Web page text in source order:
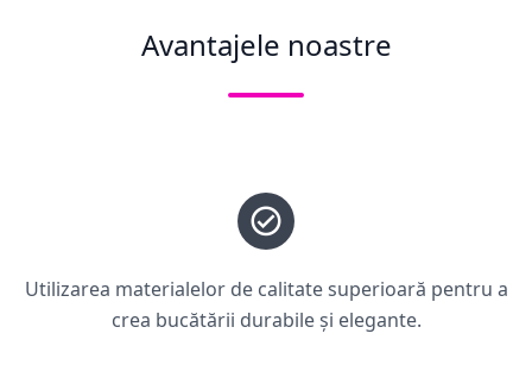
Avantajele noastre
Utilizarea materialelor de calitate superioară pentru a
crea bucătării durabile și elegante.